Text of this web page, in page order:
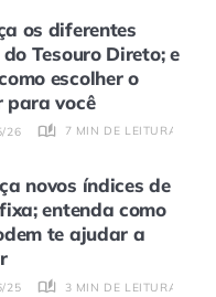
os diferentes
Tesouro Direto; e
escolher o
para você
26 7 MIN DE LEITURA
novos índices de
entenda como
te ajudar a
25 3 MIN DE LEITURA